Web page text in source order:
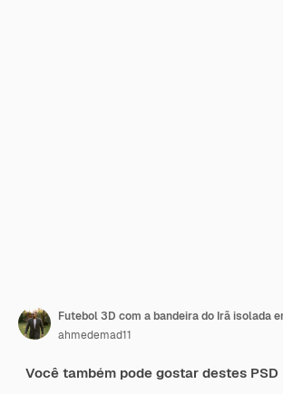
ahmedemad11
Você também pode gostar destes PSD